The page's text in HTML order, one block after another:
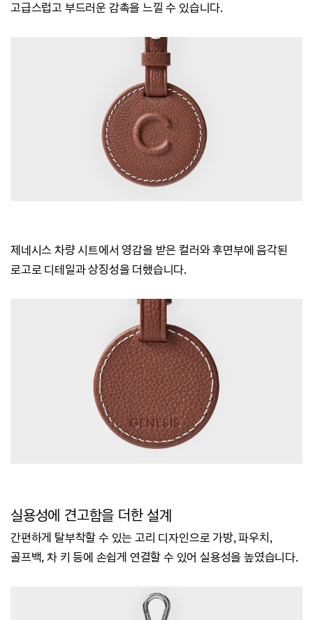
고급스럽고 부드러운 감촉을 느낄 수 있습니다.
제네시스 차량 시트에서 영감을 받은 컬러와후면부에 음각된
로고로 디테일과 상징성을 더했습니다.
실용성에 견고함을 더한 설계
간편하게 탈부착할 수 있는 고리 디자인으로 가방, 파우치,
골프백, 차 키 등에 손쉽게 연결할 수 있어 실용성을 높였습니다.